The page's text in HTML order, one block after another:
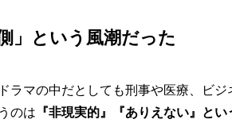
」という風潮だった
ラマの中だとしても刑事や医療、ビ
のは 『非現実的』『ありえない』と